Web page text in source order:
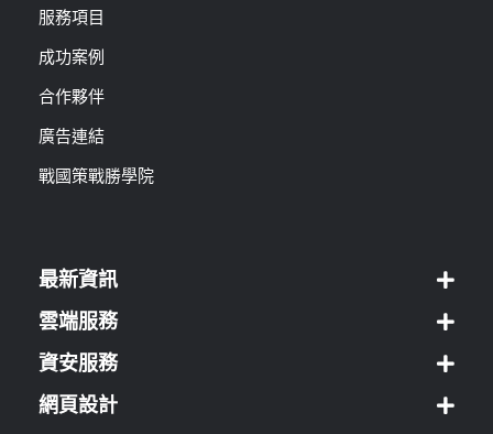
服務項目
成功案例
合作夥伴
廣告連結
戰國策戰勝學院
最新資訊
雲端服務
資安服務
網頁設計